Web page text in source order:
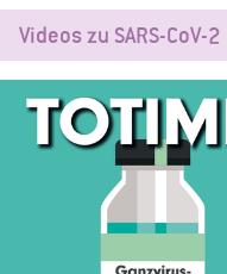
Videos zu SARS-CoV-2